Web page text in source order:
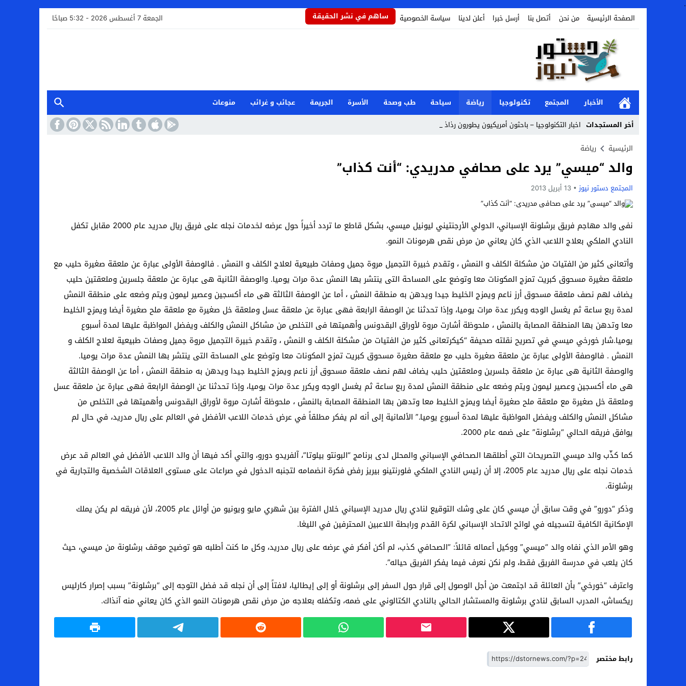
.
الصفحة الرئيسية
من نحن أتصل بنا أرسل خبرا أعلن لدينا سياسة الخصوصية ساهم في نشر الحقيقة الجمعة 7 أغسطس 2026 - 5:32 صباحًا
الأخبار المجتمع تكنولوجيا رياضة سياحة طب وصحة الأسرة الجريمة عجائب و غرائب
منوعات
أخر المستجدات اخبار التكنولوجيا – باحثون أمريكيون يطورون رذاذاً _
Previous
Next
الرئيسية رياضة
والد “ميسي” يرد على صحافي مدريدي: “أنت كذاب”
المجتمع دستور نيوز 13 أبريل 2013
نفى والد مهاجم فريق برشلونة الإسباني، الدولي الأرجنتيني ليونيل ميسي، بشكل قاطع ما تردد أخيراً حول عرضه لخدمات نجله على فريق ريال مدريد عام 2000 مقابل تكفل
النادي الملكي بعلاج اللاعب الذي كان يعاني من مرض نقص هرمونات النمو.
وأتعانى كثير من الفتيات من مشكلة الكلف و النمش ، وتقدم خبيرة التجميل مروة جميل وصفات طبيعية لعلاج الكلف و النمش . فالوصفة الأولى عبارة عن ملعقة صغيرة حليب مع
ملعقة صغيرة مسحوق كبريت تمزج المكونات معا وتوضع على المساحة التى ينتشر بها النمش عدة مرات يوميا. والوصفة الثانية هى عبارة عن ملعقة جلسرين وملعقتين حليب
يضاف لهم نصف ملعقة مسحوق أرز ناعم ويمزج الخليط جيدا ويدهن به منطقة النمش ، أما عن الوصفة الثالثة هى ماء أكسجين وعصير ليمون ويتم وضعه على منطقة النمش
لمدة ربع ساعة ثم يغسل الوجه ويكرر عدة مرات يوميا، وإذا تحدثنا عن الوصفة الرابعة فهى عبارة عن ملعقة عسل وملعقة خل صغيرة مع ملعقة ملح صغيرة أيضا ويمزج الخليط
معا وتدهن بها المنطقة المصابة بالنمش ، ملحوظة أشارت مروة لأوراق البقدونس وأهميتها فى التخلص من مشاكل النمش والكلف ويفضل المواظبة عليها لمدة أسبوع
يوميا.شار خورخي ميسي في تصريح نقلته صحيفة “كيكرتعانى كثير من الفتيات من مشكلة الكلف و النمش ، وتقدم خبيرة التجميل مروة جميل وصفات طبيعية لعلاج الكلف و
النمش . فالوصفة الأولى عبارة عن ملعقة صغيرة حليب مع ملعقة صغيرة مسحوق كبريت تمزج المكونات معا وتوضع على المساحة التى ينتشر بها النمش عدة مرات يوميا.
والوصفة الثانية هى عبارة عن ملعقة جلسرين وملعقتين حليب يضاف لهم نصف ملعقة مسحوق أرز ناعم ويمزج الخليط جيدا ويدهن به منطقة النمش ، أما عن الوصفة الثالثة
هى ماء أكسجين وعصير ليمون ويتم وضعه على منطقة النمش لمدة ربع ساعة ثم يغسل الوجه ويكرر عدة مرات يوميا، وإذا تحدثنا عن الوصفة الرابعة فهى عبارة عن ملعقة عسل
وملعقة خل صغيرة مع ملعقة ملح صغيرة أيضا ويمزج الخليط معا وتدهن بها المنطقة المصابة بالنمش ، ملحوظة أشارت مروة لأوراق البقدونس وأهميتها فى التخلص من
مشاكل النمش والكلف ويفضل المواظبة عليها لمدة أسبوع يوميا.” الألمانية إلى أنه لم يفكر مطلقاً في عرض خدمات اللاعب الأفضل في العالم على ريال مدريد، في حال لم
يوافق فريقه الحالي “برشلونة” على ضمه عام 2000.
كما كذّب والد ميسي التصريحات التي أطلقها الصحافي الإسباني والمحلل لدى برنامج “البونتو بيلوتا”، آلفريدو دورو، والتي أكد فيها أن والد اللاعب الأفضل في العالم قد عرض
خدمات نجله على ريال مدريد عام 2005، إلا أن رئيس النادي الملكي فلورنتينو بيريز رفض فكرة انضمامه لتجنبه الدخول في صراعات على مستوى العلاقات الشخصية والتجارية في
برشلونة.
وذكر “دورو” في وقت سابق أن ميسي كان على وشك التوقيع لنادي ريال مدريد الإسباني خلال الفترة بين شهري مايو ويونيو من أوائل عام 2005، لأن فريقه لم يكن يملك
الإمكانية الكافية لتسجيله في لوائح الاتحاد الإسباني لكرة القدم ورابطة اللاعبين المحترفين في الليغا.
وهو الأمر الذي نفاه والد “ميسي” ووكيل أعماله قائلاً: “الصحافي كذب، لم أكن أفكر في عرضه على ريال مدريد، وكل ما كنت أطلبه هو توضيح موقف برشلونة من ميسي، حيث
كان يلعب في مدرسة الفريق فقط، ولم نكن نعرف فيما يفكر الفريق حياله”.
واعترف “خورخي” بأن العائلة قد اجتمعت من أجل الوصول إلى قرار حول السفر إلى برشلونة أو إلى إيطاليا، لافتاً إلى أن نجله قد فضل التوجه إلى “برشلونة” بسبب إصرار كارليس
ريكساش، المدرب السابق لنادي برشلونة والمستشار الحالي بالنادي الكتالوني على ضمه، وتكفله بعلاجه من مرض نقص هرمونات النمو الذي كان يعاني منه آنذاك.
رابط مختصر